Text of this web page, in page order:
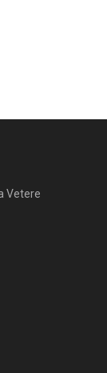
Vetere